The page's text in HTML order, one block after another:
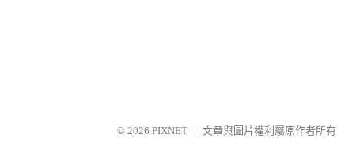
© 2026 PIXNET 文章與圖片權利屬原作者所有